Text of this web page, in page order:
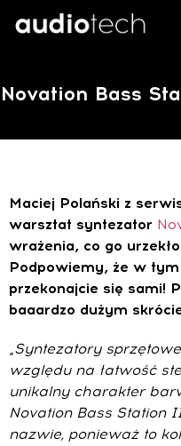
Novation Bass
Maciej Polański z
warsztat syntezator
wrażenia, co go
Podpowiemy, że w
przekonajcie się sami!
baaardzo dużym
„Syntezatory
względu na łatwość
unikalny charakter
Novation Bass Station
nazwie, ponieważ to